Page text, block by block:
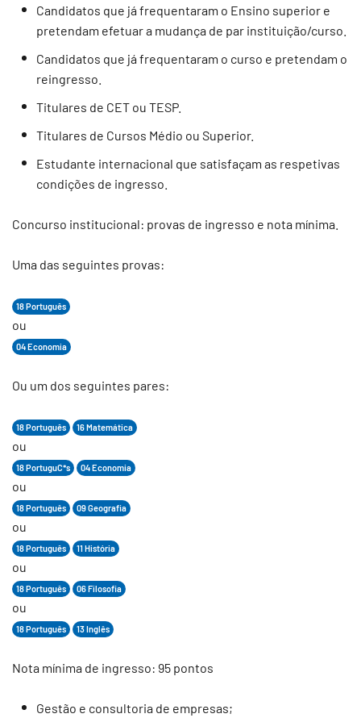
Candidatos que já frequentaram o Ensino superior e
pretendam efetuar a mudança de par instituição/curso.
Candidatos que já frequentaram o curso e pretendam o
reingresso.
Titulares de CET ou TESP.
Titulares de Cursos Médio ou Superior.
Estudante internacional que satisfaçam as respetivas
condições de ingresso.
Concurso institucional: provas de ingresso e nota mínima.
Uma das seguintes provas:
18 Português
ou
04 Economia
Ou um dos seguintes pares:
18 Português 16 Matemática
ou
18 PortuguC*s 04 Economia
ou
18 Português 09 Geografia
ou
18 Português 11 História
ou
18 Português 06 Filosofia
ou
18 Português 13 Inglês
Nota mínima de ingresso: 95 pontos
Gestão e consultoria de empresas;